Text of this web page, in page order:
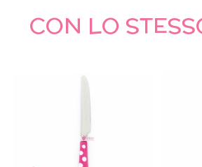
CON LO